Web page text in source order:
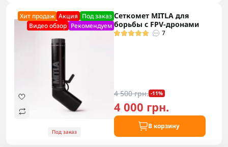
Хит продаж Акция Под заказ
Видео обзор Рекомендуем
Под заказ
Сеткомет MITLA для
борьбы с FPV-дронами
7
4 500 грн. -11%
4 000 грн.
В корзину